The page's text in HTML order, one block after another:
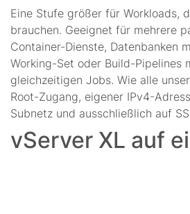
Eine Stufe größer für Workloads,
brauchen. Geeignet für mehrere
Container-Dienste, Datenbanken
Working-Set oder Build-Pipelines
gleichzeitigen Jobs. Wie alle
Root-Zugang, eigener IPv4-
Subnetz und ausschließlich auf
vServer XL auf